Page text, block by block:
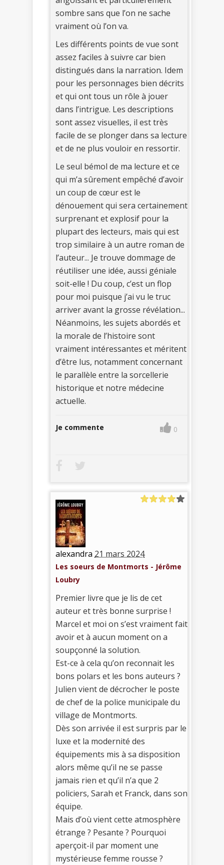
sombre sans que l’on ne sache
vraiment où l’on va.
Les différents points de vue sont
assez faciles à suivre car bien
distingués dans la narration. Idem
pour les personnages bien décrits
et qui ont tous un rôle à jouer
dans l’intrigue. Les descriptions
sont assez visuelles, il est très
facile de se plonger dans sa lecture
et de ne plus vouloir en ressortir.
Le seul bémol de ma lecture et ce
qui m’a sûrement empêché d’avoir
un coup de cœur est le
dénouement qui sera certainement
surprenant et explosif pour la
plupart des lecteurs, mais qui est
trop similaire à un autre roman de
l’auteur... Je trouve dommage de
réutiliser une idée, aussi géniale
soit-elle ! Du coup, c’est un flop
pour moi puisque j’ai vu le truc
arriver avant la grosse révélation...
Néanmoins, les sujets abordés et
la morale de l’histoire sont
vraiment intéressantes et méritent
d’être lus, notamment concernant
le parallèle entre la sorcellerie
historique et notre médecine
actuelle.
Je commente 0
alexandra 21 mars 2024
Les soeurs de Montmorts - Jérôme
Loubry
Premier livre que je lis de cet
auteur et très bonne surprise !
Marcel et moi on s’est vraiment fait
avoir et à aucun moment on a
soupçonné la solution.
Est-ce à cela qu’on reconnait les
bons polars et les bons auteurs ?
Julien vient de décrocher le poste
de chef de la police municipale du
village de Montmorts.
Dès son arrivée il est surpris par le
luxe et la modernité des
équipements mis à sa disposition
alors même qu’il ne se passe
jamais rien et qu’il n’a que 2
policiers, Sarah et Franck, dans son
équipe.
Mais d’où vient cette atmosphère
étrange ? Pesante ? Pourquoi
aperçoit-il par moment une
mystérieuse femme rousse ?